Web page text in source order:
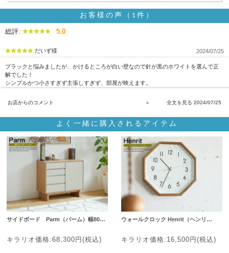
お客様の声（1件）
総評: 5.0
だいず様 2024/07/25
ブラックと悩みましたが、かけるところが白い壁なので針が黒のホワイトを選んで正
解でした！
シンプルかつ小さすぎず主張しすぎず、部屋が映えます。
お店からのコメント 2024/07/25
よく一緒に購入されるアイテム
サイドボード Parm（パーム）幅80…
キラリオ価格:68,300円(税込)
ウォールクロック Henrit（ヘンリ…
キラリオ価格:16,500円(税込)